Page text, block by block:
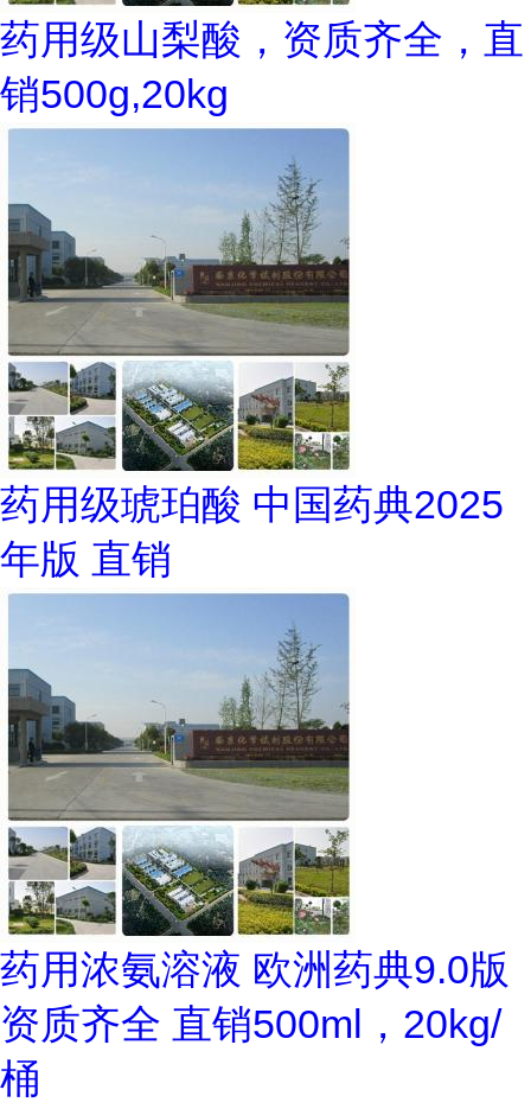
药用级山梨酸，资质齐全，直
销500g,20kg
药用级琥珀酸 中国药典2025
年版 直销
药用浓氨溶液 欧洲药典9.0版
资质齐全 直销500ml，20kg/
桶